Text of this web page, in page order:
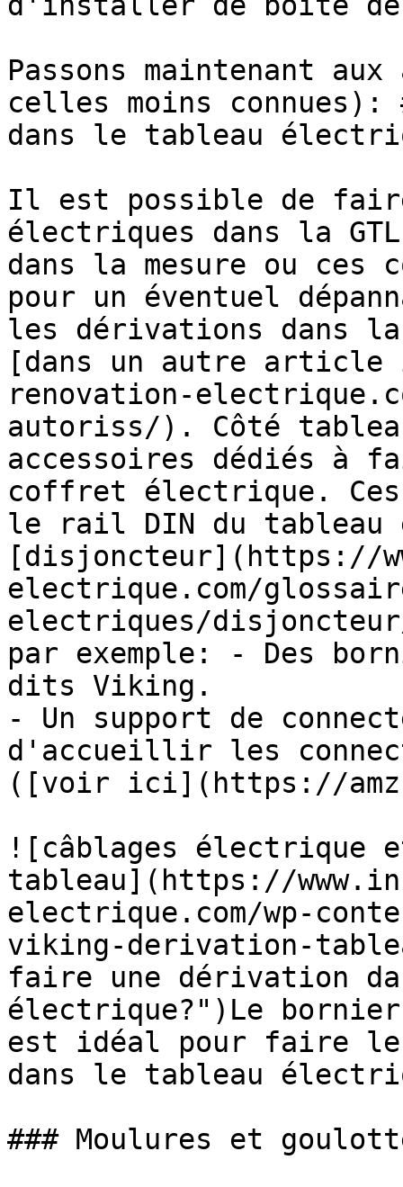
Passons maintenant
celles moins connues):
dans le tableau
Il est possible de
électriques dans la
dans la mesure ou ces
pour un éventuel
les dérivations dans la
[dans un autre
renovation-
autoriss/). Côté
accessoires dédiés à
coffret électrique.
le rail DIN du tableau
[disjoncteur](https://
electrique.com/
electriques/
par exemple: - Des
dits Viking.
- Un support de
d'accueillir les
([voir ici](https://
![câblages électrique
tableau](https://
electrique.com/wp-
viking-derivation-
faire une dérivation
électrique?")Le
est idéal pour faire
dans le tableau
### Moulures et